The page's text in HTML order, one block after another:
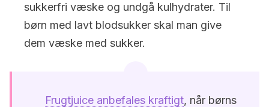
sukkerfri væske og undgå kulhydrater. Til
børn med lavt blodsukker skal man give
dem væske med sukker.
Frugtjuice anbefales kraftigt, når børns